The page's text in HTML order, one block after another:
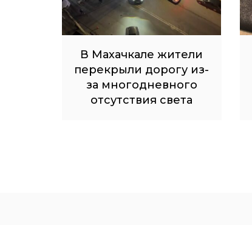
В Махачкале жители
перекрыли дорогу из-
за многодневного
отсутствия света